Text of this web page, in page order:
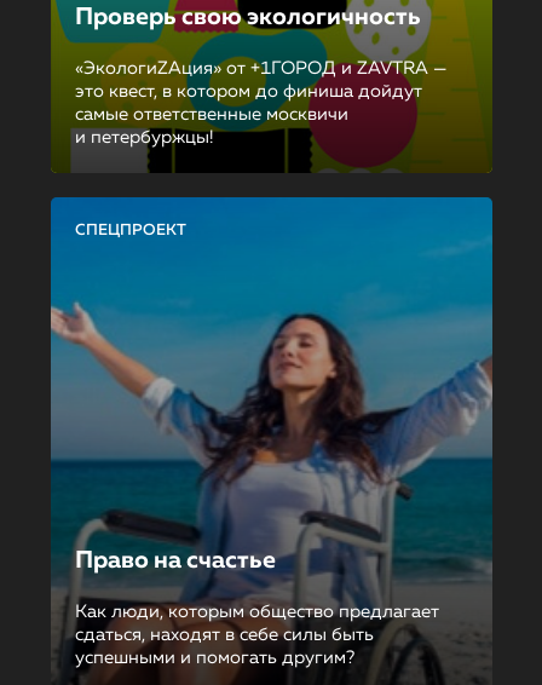
Проверь свою экологичность
«ЭкологиZAция» от +1ГОРОД и ZAVTRA —
это квест, в котором до финиша дойдут
самые ответственные москвичи
и петербуржцы!
СПЕЦПРОЕКТ
Право на счастье
Как люди, которым общество предлагает
сдаться, находят в себе силы быть
успешными и помогать другим?